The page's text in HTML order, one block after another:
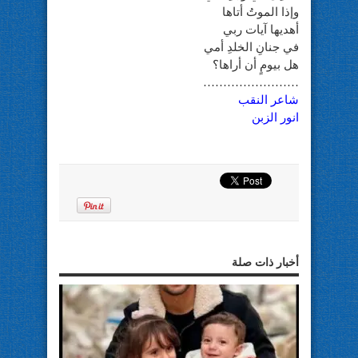
وإذا الموتُ أتاها
أهديها آيات ربي
في جنانِ الخلدِ أمي
هل بيومٍ أن أراها؟
……………………
شاعر النقب
انور الزبن
أخبار ذات صلة